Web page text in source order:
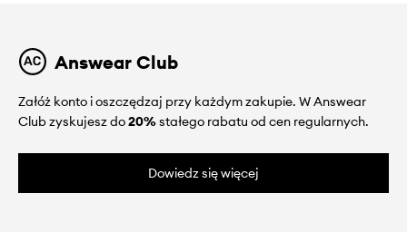
Answear Club
Załóż konto i oszczędzaj przy każdym zakupie. W Answear
Club zyskujesz do20%stałego rabatu od cen regularnych.
Dowiedz się więcej